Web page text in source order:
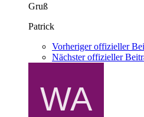
Gruß
Patrick
Vorheriger offizieller
Nächster offizieller